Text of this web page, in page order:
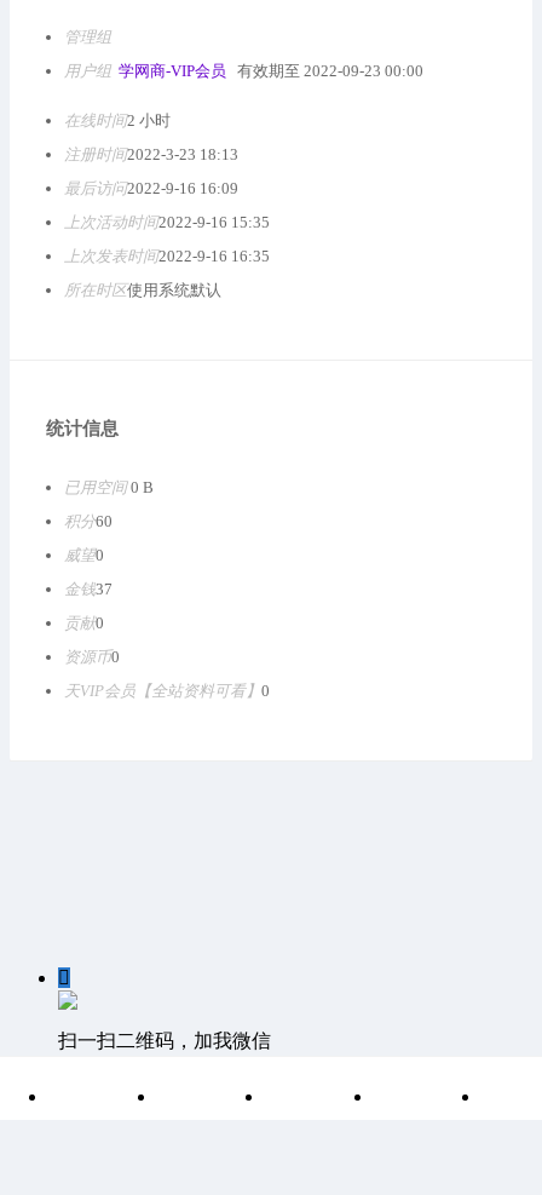
管理组
用户组 学网商-VIP会员 有效期至 2022-09-23 00:00
在线时间2 小时
注册时间2022-3-23 18:13
最后访问2022-9-16 16:09
上次活动时间2022-9-16 15:35
上次发表时间2022-9-16 16:35
所在时区使用系统默认
统计信息
已用空间0 B
积分60
威望0
金钱37
贡献0
资源币0
天VIP会员【全站资料可看】 0

扫一扫二维码，加我微信